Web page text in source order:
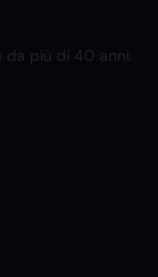
da più di 40 anni.